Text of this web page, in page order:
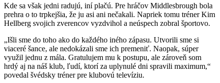
Kde sa však jedni radujú, iní plačú. Pre hráčov Middlesbrough bola
prehra o to trpkejšia, že ju asi ani nečakali. Napriek tomu tréner Kim
Hellberg svojich zverencov vyzdvihol a neúspech zobral športovo.
„Išli sme do toho ako do každého iného zápasu. Utvorili sme si
viaceré šance, ale nedokázali sme ich premeniť. Naopak, súper
využil jednu z mála. Gratulujem mu k postupu, ale zároveň som
hrdý aj na náš klub, ľudí, ktorí za uplynulé dni spravili maximum,“
povedal švédsky tréner pre klubovú televíziu.